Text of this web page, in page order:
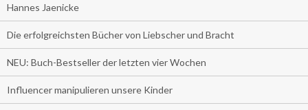
Hannes Jaenicke
Die erfolgreichsten Bücher von Liebscher und Bracht
NEU: Buch-Bestseller der letzten vier Wochen
Influencer manipulieren unsere Kinder